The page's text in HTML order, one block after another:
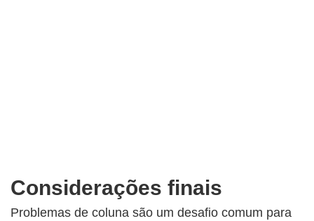
Considerações finais
Problemas de coluna são um desafio comum para